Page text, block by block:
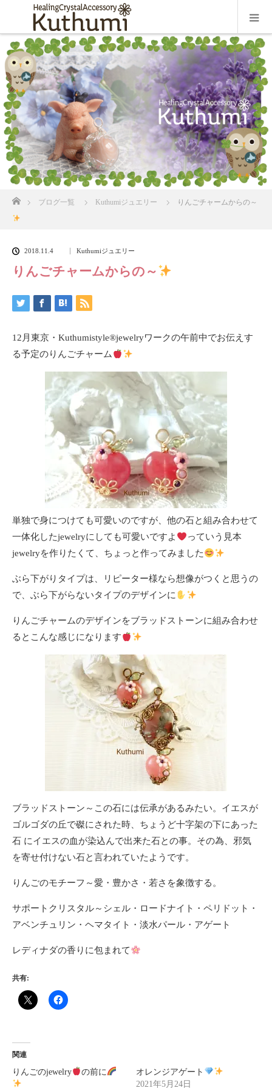
ブログ一覧 Kuthumiジュエリー りんごチャームからの～
2018.11.4 Kuthumiジュエリー
りんごチャームからの～
12月東京・Kuthumistyle®️jewelryワークの午前中でお伝えす
る予定のりんごチャーム
単独で身につけても可愛いのですが、他の石と組み合わせて
一体化したjewelryにしても可愛いですよ
っていう見本
jewelryを作りたくて、ちょっと作ってみました
ぶら下がりタイプは、リピーター様なら想像がつくと思うの
で、ぶら下がらないタイプのデザインに
りんごチャームのデザインをブラッドストーンに組み合わせ
るとこんな感じになります
ブラッドストーン～この石には伝承があるみたい。イエスが
ゴルゴダの丘で磔にされた時、ちょうど十字架の下にあった
石 にイエスの血が染込んで出来た石との事。その為、邪気
を寄せ付けない石と言われていたようです。
りんごのモチーフ～愛・豊かさ・若さを象徴する。
サポートクリスタル～シェル・ロードナイト・ペリドット・
アベンチュリン・ヘマタイト・淡水パール・アゲート
レディナダの香りに包まれて
共有:
関連
りんごのjewelry の前に
オレンジアゲート
2021年5月24日